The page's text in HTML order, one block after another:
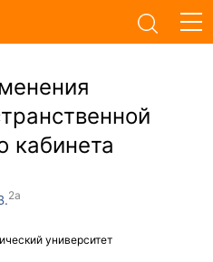
кабинета
университет